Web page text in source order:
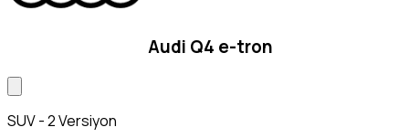
Audi Q4 e-tron
SUV - 2 Versiyon